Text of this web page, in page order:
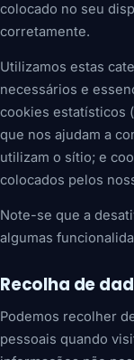
colocado no seu
corretamente.
Utilizamos estas
necessários e
cookies estatísticos
que nos ajudam a
utilizam o sítio; e
colocados pelos
Note-se que a
algumas
Recolha de
Podemos recolher
pessoais quando